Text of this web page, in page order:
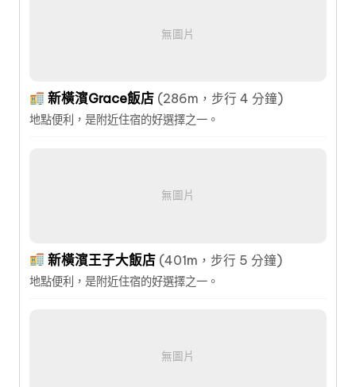
無圖片
新橫濱Grace飯店 (286m，步行 4 分鐘)
地點便利，是附近住宿的好選擇之一。
無圖片
新橫濱王子大飯店 (401m，步行 5 分鐘)
地點便利，是附近住宿的好選擇之一。
無圖片